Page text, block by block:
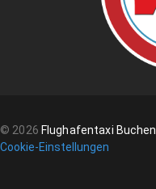
© 2026 Flughafentaxi Buchen
Cookie-Einstellungen